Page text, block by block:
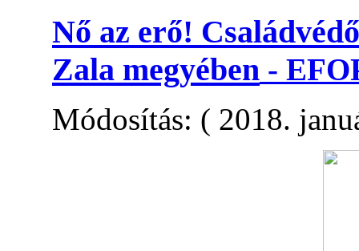
Nő az erő!
Zala megyében -
Módosítás: ( 2018.